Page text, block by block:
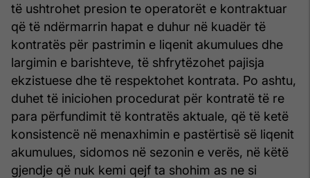
të ushtrohet presion te operatorët e kontraktuar
që të ndërmarrin hapat e duhur në kuadër të
kontratës për pastrimin e liqenit akumulues dhe
largimin e barishteve, të shfrytëzohet pajisja
ekzistuese dhe të respektohet kontrata. Po ashtu,
duhet të iniciohen procedurat për kontratë të re
para përfundimit të kontratës aktuale, që të ketë
konsistencë në menaxhimin e pastërtisë së liqenit
akumulues, sidomos në sezonin e verës, në këtë
gjendje që nuk kemi qejf ta shohim as ne si